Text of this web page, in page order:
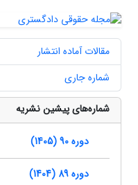
مقالات آماده انتشار
شماره جاری
شماره‌های پیشین نشریه
دوره 90 (1405)
دوره 89 (1404)